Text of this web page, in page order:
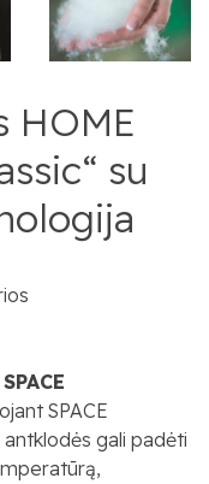
HOME
su
SPACE
gali padėti